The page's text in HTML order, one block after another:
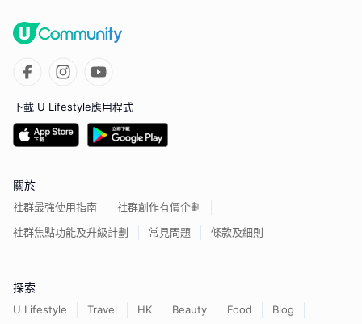
下載 U Lifestyle應用程式
關於
社群最強使用指南
社群創作有價企劃
社群焦點功能及升級計劃
常見問題 條款及細則
探索
U Lifestyle Travel HK Beauty Food Blog